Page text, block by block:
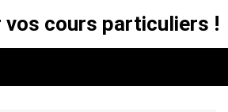
vos cours particuliers !